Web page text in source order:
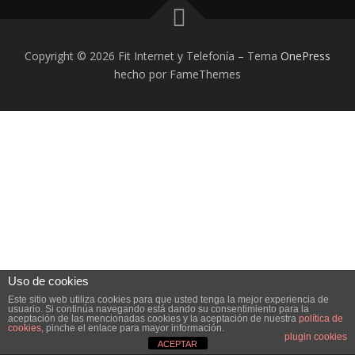
Copyright © 2026 Fit Internet y Telefonía – Tema OnePress
hecho por FameThemes
Uso de cookies
Este sitio web utiliza cookies para que usted tenga la mejor experiencia de
usuario. Si continúa navegando está dando su consentimiento para la
aceptación de las mencionadas cookies y la aceptación de nuestra política de
cookies, pinche el enlace para mayor información.
plugin cookies
ACEPTAR